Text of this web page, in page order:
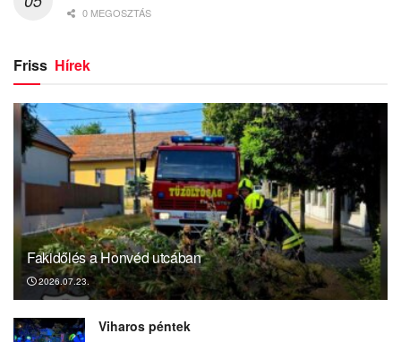
0 MEGOSZTÁS
Friss Hírek
Fakidőlés a Honvéd utcában
2026.07.23.
Viharos péntek